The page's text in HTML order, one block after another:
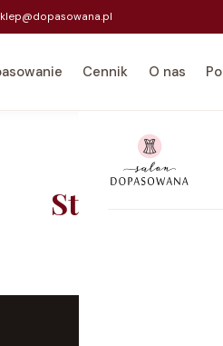
Cennik O nas
Strona